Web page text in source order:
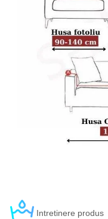
Intretinere produs